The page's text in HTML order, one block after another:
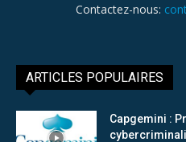
Contactez-nous:
ARTICLES POPULAIRES
Capgemini :